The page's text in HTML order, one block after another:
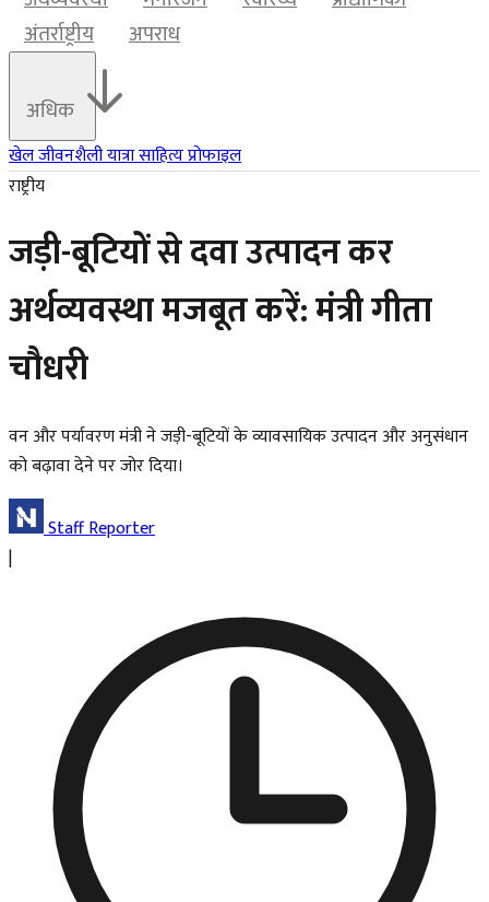
अंतर्राष्ट्रीय
अपराध
अधिक
खेलजीवनशैलीयात्रासाहित्यप्रोफाइल
राष्ट्रीय
जड़ी-बूटियों से दवा उत्पादन कर
अर्थव्यवस्था मजबूत करें: मंत्री गीता
चौधरी
वन और पर्यावरण मंत्री ने जड़ी-बूटियों के व्यावसायिक उत्पादन और अनुसंधान
को बढ़ावा देने पर जोर दिया।
Staff Reporter
|